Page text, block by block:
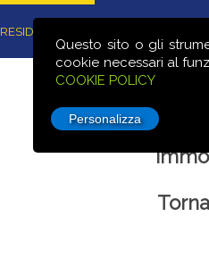
RESIDENZIALE
Questo sito o gli
cookie necessari al
COOKIE POLICY